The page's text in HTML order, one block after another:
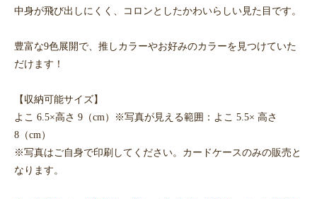
中身が飛び出しにくく、コロンとしたかわいらしい見た目です。
豊富な9色展開で、推しカラーやお好みのカラーを見つけていた
だけます！
【収納可能サイズ】
よこ 6.5×高さ 9（cm）※写真が見える範囲：よこ 5.5× 高さ
8（cm）
※写真はご自身で印刷してください。カードケースのみの販売と
なります。